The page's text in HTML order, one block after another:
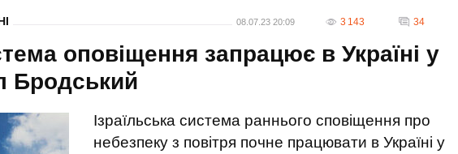
08.07.23 20:09 3 143 34
оповіщення запрацює в Україні у
Бродський
Ізраїльська система раннього сповіщення про
небезпеку з повітря почне працювати в Україні у